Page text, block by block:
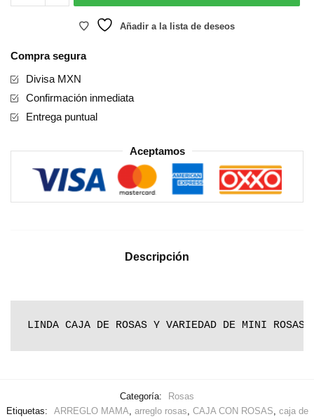
Añadir a la lista de deseos
Compra segura
Divisa MXN
Confirmación inmediata
Entrega puntual
Aceptamos
Descripción
LINDA CAJA DE ROSAS Y VARIEDAD DE MINI ROSAS,
Categoría:
Rosas
Etiquetas:
ARREGLO MAMA arreglo rosas CAJA CON ROSAS caja de